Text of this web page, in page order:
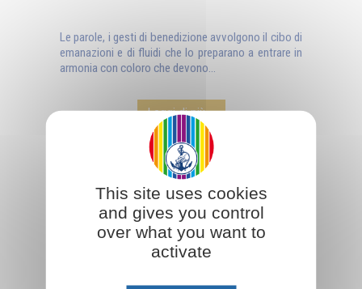
Le parole, i gesti di benedizione avvolgono il cibo di
emanazioni e di fluidi che lo preparano a entrare in
armonia con coloro che devono...
Leggi di più ...
This site uses cookies
and gives you control
over what you want to
activate